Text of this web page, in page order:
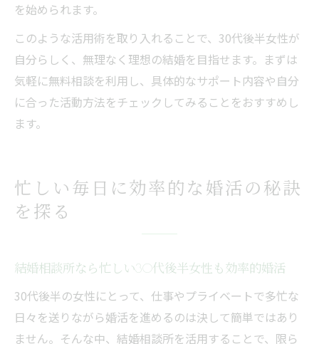
を始められます。
このような活用術を取り入れることで、30代後半女性が
自分らしく、無理なく理想の結婚を目指せます。まずは
気軽に無料相談を利用し、具体的なサポート内容や自分
に合った活動方法をチェックしてみることをおすすめし
ます。
忙しい毎日に効率的な婚活の秘訣
を探る
結婚相談所なら忙しい30代後半女性も効率的婚活
30代後半の女性にとって、仕事やプライベートで多忙な
日々を送りながら婚活を進めるのは決して簡単ではあり
ません。そんな中、結婚相談所を活用することで、限ら